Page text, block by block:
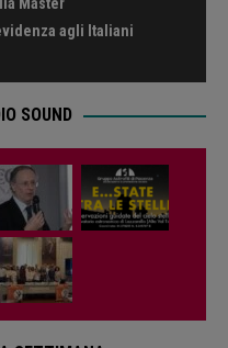
agli Italiani
SOUND